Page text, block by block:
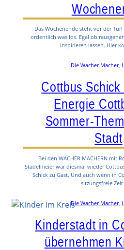
Das Wochenende steht vor der
ordentlich was los. Egal ob
inspirieren lassen. Hier
Die Wacher Macher,
Cottbus
Energie
Sommer-
Stadt
Bei den WACHER MACHERN mit
Stadelmeier war diesmal wieder
Schick zu Gast. Und auch wenn in
sitzungsfreie
Die Wacher Macher,
Kinderstadt in
übernehmen